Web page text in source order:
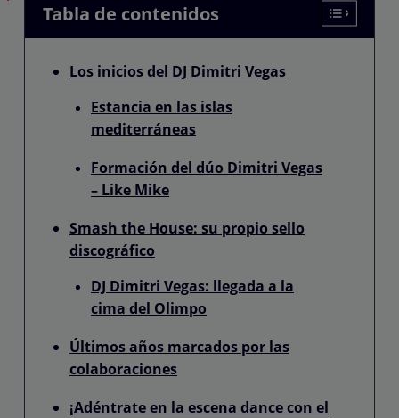
Tabla de contenidos
Los inicios del DJ Dimitri Vegas
Estancia en las islas
mediterráneas
Formación del dúo Dimitri Vegas
– Like Mike
Smash the House: su propio sello
discográfico
DJ Dimitri Vegas: llegada a la
cima del Olimpo
Últimos años marcados por las
colaboraciones
¡Adéntrate en la escena dance con el